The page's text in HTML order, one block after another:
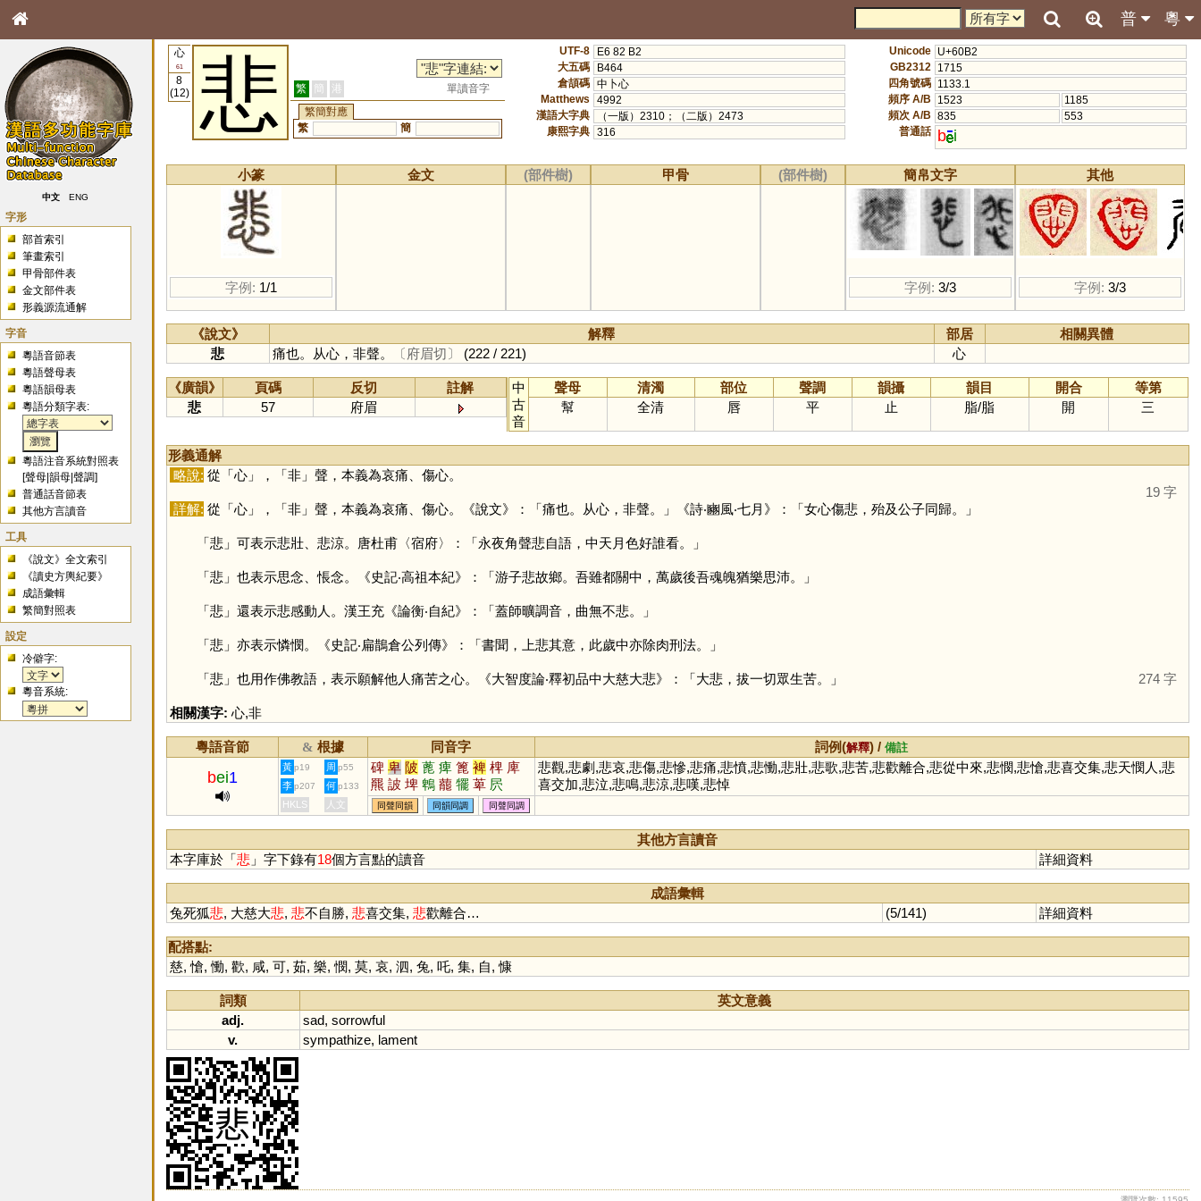
粵
普
中文 ENG
字形
部首索引
筆畫索引
甲骨部件表
金文部件表
形義源流通解
字音
粵語音節表
粵語聲母表
粵語韻母表
粵語分類字表:
粵語注音系統對照表
[聲母 |韻母 |聲調]
普通話音節表
其他方言讀音
工具
《說文》全文索引
《讀史方輿紀要》
成語彙輯
繁簡對照表
設定
冷僻字:
粵音系統:
心
61
8
(12)
悲 繁 簡 港
單讀音字
繁簡對應
繁
簡
UTF-8
E6 82 B2
大五碼
B464
倉頡碼 中卜心
Matthews
4992
漢語大字典
（一版）2310；（二版）2473
康熙字典 316
Unicode U+60B2
GB2312
1715
四角號碼 1133.1
頻序 A/B
1523
1185
頻次 A/B 835
553
普通話 b i
小篆
字例: 1/1
金文 (部件樹) 甲骨 (部件樹) 簡帛文字
字例: 3/3
其他
字例: 3/3
《說文》 解釋 部居
相關異體
悲
痛也。从心，非聲。 〔府眉切〕 (222 / 221) 心
《廣韻》 頁碼 反切
註解
悲
57 府眉
中
古
音
聲母 清濁 部位 聲調 韻攝 韻目 開合
等第
幫
全清 唇 平 止 脂/脂 開 三
形義通解
略說: 從「心」，「非」聲，本義為哀痛、傷心。
19 字
詳解: 從「心」，「非」聲，本義為哀痛、傷心。《說文》：「痛也。从心，非聲。」《詩‧豳風‧七月》：「女心傷悲，殆及公子同歸。」
「悲」可表示悲壯、悲涼。唐杜甫〈宿府〉：「永夜角聲悲自語，中天月色好誰看。」
「悲」也表示思念、悵念。《史記‧高祖本紀》：「游子悲故鄉。吾雖都關中，萬歲後吾魂魄猶樂思沛。」
「悲」還表示悲感動人。漢王充《論衡‧自紀》：「蓋師曠調音，曲無不悲。」
「悲」亦表示憐憫。《史記‧扁鵲倉公列傳》：「書聞，上悲其意，此歲中亦除肉刑法。」
「悲」也用作佛教語，表示願解他人痛苦之心。《大智度論‧釋初品中大慈大悲》：「大悲，拔一切眾生苦。」 274 字
相關漢字: 心,非
粵語音節 & 根據 同音字 詞例(解釋) /備註
bei1
黃 p19 周 p55 碑 卑 陂 蓖 痺 篦 裨 椑 庳
羆 詖 埤 鵯 藣 犤 萆 屄
悲觀,悲劇,悲哀,悲傷,悲慘,悲痛,悲憤,悲慟,悲壯,悲歌,悲苦,悲歡離合,悲從中來,悲憫,悲愴,悲喜交集,悲天憫人,悲
喜交加,悲泣,悲鳴,悲涼,悲嘆,悲悼
李 p207 何 p133
HKLS 人文 同聲同韻 同韻同調 同聲同調
其他方言讀音
本字庫於「悲」字下錄有18個方言點的讀音 詳細資料
成語彙輯
兔死狐悲, 大慈大悲, 悲不自勝, 悲喜交集, 悲歡離合… (5/141) 詳細資料
配搭點:
慈,愴,慟, 歡, 咸, 可, 茹, 樂,憫, 莫, 哀, 泗, 兔, 吒, 集, 自,慷
詞類
英文意義
adj.
sad, sorrowful
v.
sympathize, lament